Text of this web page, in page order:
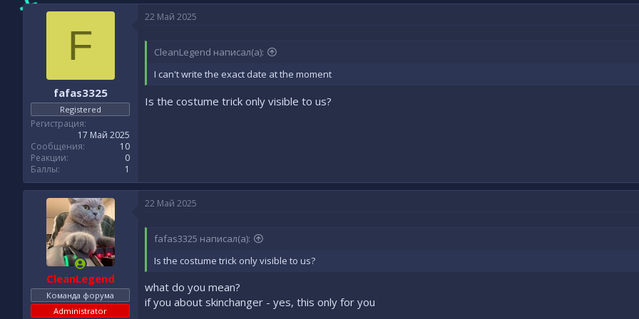
F
fafas3325
Registered
Регистрация
17 Май 2025
Сообщения
10
Реакции
0
Баллы
1
22 Май 2025
CleanLegend написал(а):
I can't write the exact date at the moment
Is the costume trick only visible to us?
CleanLegend
Команда форума
Administrator
22 Май 2025
fafas3325 написал(а):
Is the costume trick only visible to us?
what do you mean?
if you about skinchanger - yes, this only for you